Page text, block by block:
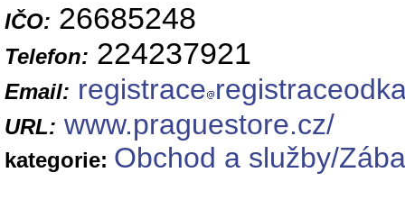
IČO: 26685248
Telefon: 224237921
Email: registrace
URL: www.praguestore.cz/
kategorie: Obchod a služby/